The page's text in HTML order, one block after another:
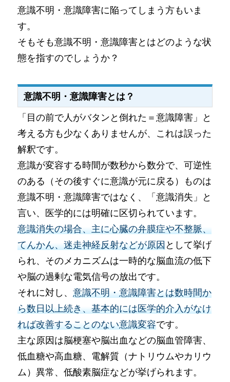
意識不明・意識障害に陥ってしまう方もいま
す。
そもそも意識不明・意識障害とはどのような状
態を指すのでしょうか？
意識不明・意識障害とは？
「目の前で人がバタンと倒れた＝意識障害」と
考える方も少なくありませんが、これは誤った
解釈です。
意識が変容する時間が数秒から数分で、可逆性
のある（その後すぐに意識が元に戻る）ものは
意識不明・意識障害ではなく、「意識消失」と
言い、医学的には明確に区切られています。
意識消失の場合、主に心臓の弁膜症や不整脈、
てんかん、迷走神経反射などが原因として挙げ
られ、そのメカニズムは一時的な脳血流の低下
や脳の過剰な電気信号の放出です。
それに対し、意識不明・意識障害とは数時間か
ら数日以上続き、基本的には医学的介入がなけ
れば改善することのない意識変容です。
主な原因は脳梗塞や脳出血などの脳血管障害、
低血糖や高血糖、電解質（ナトリウムやカリウ
ム）異常、低酸素脳症などが挙げられます。